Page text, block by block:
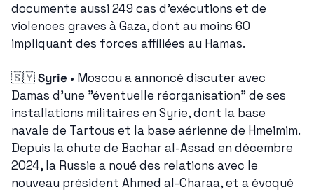
documente aussi 249 cas d'exécutions et de
violences graves à Gaza, dont au moins 60
impliquant des forces affiliées au Hamas.
🇸🇾Syrie • Moscou a annoncé discuter avec
Damas d'une "éventuelle réorganisation" de ses
installations militaires en Syrie, dont la base
navale de Tartous et la base aérienne de Hmeimim.
Depuis la chute de Bachar al-Assad en décembre
2024, la Russie a noué des relations avec le
nouveau président Ahmed al-Charaa, et a évoqué